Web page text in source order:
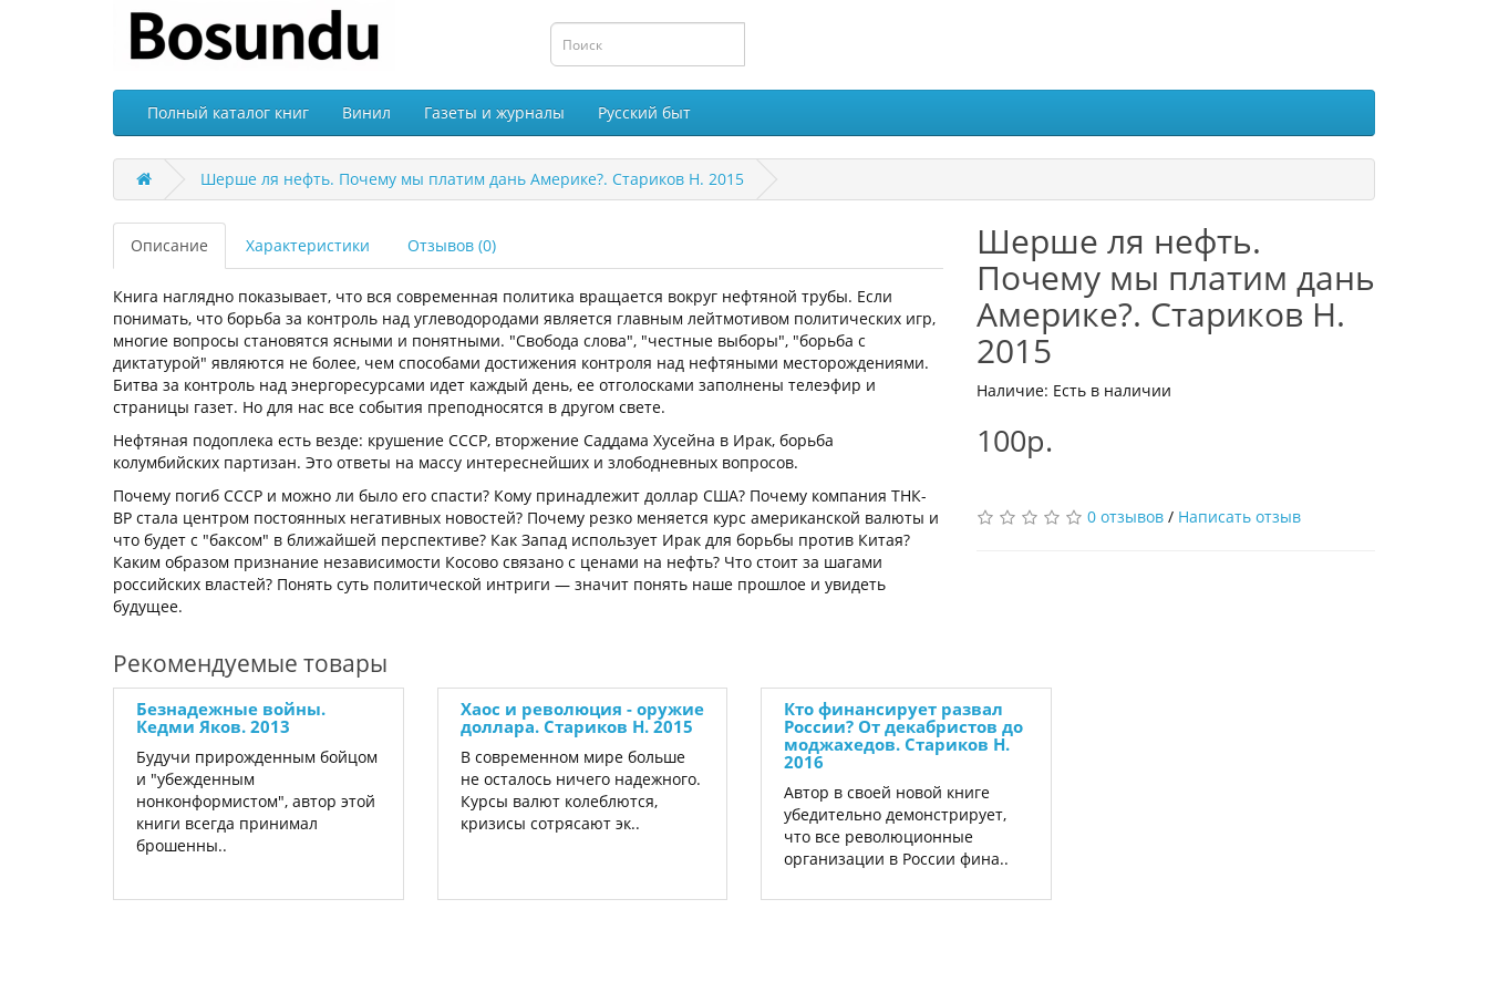
Полный каталог книг Винил Газеты и журналы Русский быт
Шерше ля нефть. Почему мы платим дань Америке?. Стариков Н. 2015
Описание Характеристики Отзывов (0)
Книга наглядно показывает, что вся современная политика вращается вокруг нефтяной трубы. Если
понимать, что борьба за контроль над углеводородами является главным лейтмотивом политических игр,
многие вопросы становятся ясными и понятными. "Свобода слова", "честные выборы", "борьба с
диктатурой" являются не более, чем способами достижения контроля над нефтяными месторождениями.
Битва за контроль над энергоресурсами идет каждый день, ее отголосками заполнены телеэфир и
страницы газет. Но для нас все события преподносятся в другом свете.
Нефтяная подоплека есть везде: крушение СССР, вторжение Саддама Хусейна в Ирак, борьба
колумбийских партизан. Это ответы на массу интереснейших и злободневных вопросов.
Почему погиб СССР и можно ли было его спасти? Кому принадлежит доллар США? Почему компания ТНК-
BP стала центром постоянных негативных новостей? Почему резко меняется курс американской валюты и
что будет с "баксом" в ближайшей перспективе? Как Запад использует Ирак для борьбы против Китая?
Каким образом признание независимости Косово связано с ценами на нефть? Что стоит за шагами
российских властей? Понять суть политической интриги — значит понять наше прошлое и увидеть
будущее.
Шерше ля нефть.
Почему мы платим дань
Америке?. Стариков Н.
2015
Наличие: Есть в наличии
100р.
0 отзывов / Написать отзыв
Рекомендуемые товары
Безнадежные войны.
Кедми Яков. 2013
Будучи прирожденным бойцом
и "убежденным
нонконформистом", автор этой
книги всегда принимал
брошенны..
Хаос и революция - оружие
доллара. Стариков Н. 2015
В современном мире больше
не осталось ничего надежного.
Курсы валют колеблются,
кризисы сотрясают эк..
Кто финансирует развал
России? От декабристов до
моджахедов. Стариков Н.
2016
Автор в своей новой книге
убедительно демонстрирует,
что все революционные
организации в России фина..